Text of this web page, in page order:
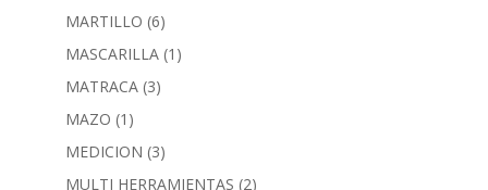
MARTILLO (6)
MASCARILLA (1)
MATRACA (3)
MAZO (1)
MEDICION (3)
MULTI HERRAMIENTAS (2)